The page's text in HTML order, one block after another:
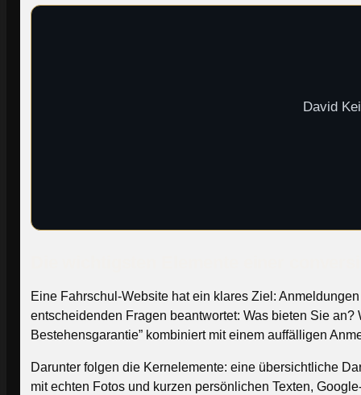
David
Eine Fahrschul-Website hat ein klares Ziel:
entscheidenden Fragen beantwortet: Was bieten Sie
Bestehensgarantie” kombiniert mit einem auffälligen
Darunter folgen die Kernelemente: eine übersichtliche
mit echten Fotos und kurzen persönlichen Texten,